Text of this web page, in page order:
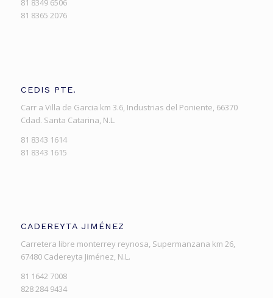
81 8349 6506
81 8365 2076
CEDIS PTE.
Carr a Villa de Garcia km 3.6, Industrias del Poniente, 66370
Cdad. Santa Catarina, N.L.
81 8343 1614
81 8343 1615
CADEREYTA JIMÉNEZ
Carretera libre monterrey reynosa, Supermanzana km 26,
67480 Cadereyta Jiménez, N.L.
81 1642 7008
828 284 9434